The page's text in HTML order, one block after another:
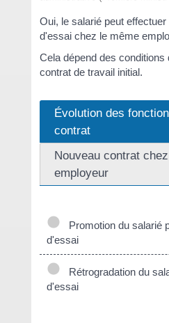
Oui, le salarié peut
d'essai chez le même
Cela dépend des conditions
contrat de travail initial.
Évolution des
contrat
Nouveau contrat
employeur
Promotion du salarié
d'essai
Rétrogradation du
d'essai